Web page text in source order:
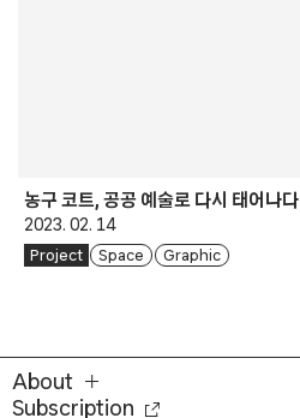
농구 코트, 공공 예술로 다시 태어나다
2023. 02. 14
Project Space Graphic
About
Subscription